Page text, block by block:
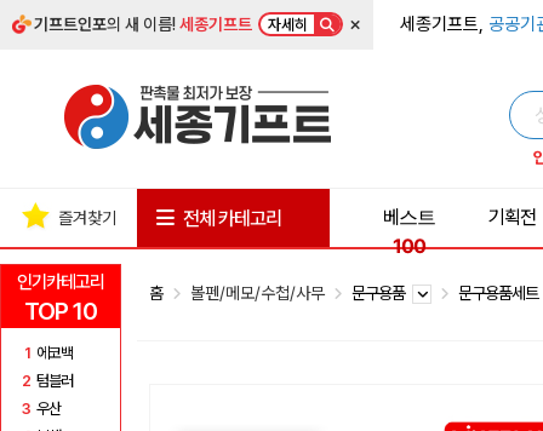
기프트인포의 새 이름!세종기프트 자세히 × 세종기프트, 공공기
인기카테고리
TOP 10
1 에코백
2 텀블러
3 우산
즐겨찾기 전체 카테고리
베스트
100
기획전
홈 볼펜/메모/수첩/사무 문구용품 문구용품세